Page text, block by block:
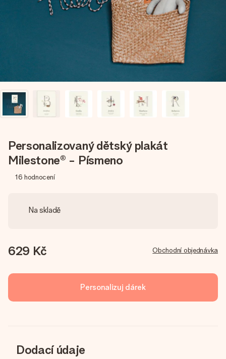
jménem, vaší fotografií nebo vzkazem, který doopravdy
zahřeje u srdce. Žádné zbytečné složitosti, jen spousta
Personalizovaný dětský plakát
Milestone® - Písmeno
16 hodnocení
Na skladě
629 Kč Obchodní objednávka
Personalizuj dárek
Dodací údaje